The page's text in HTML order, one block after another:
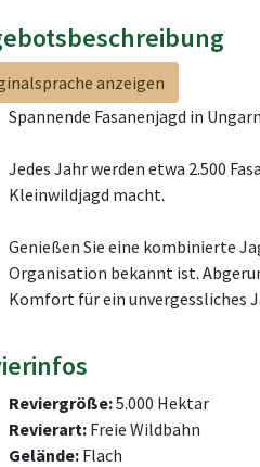
anzeigen
Spannende Fasanenjagd in
Jedes Jahr werden etwa 2.500
Kleinwildjagd macht.
Genießen Sie eine kombinierte
Organisation bekannt ist.
Komfort für ein unvergessliches
Reviergröße:5.000 Hektar
Revierart: Freie Wildbahn
Gelände: Flach